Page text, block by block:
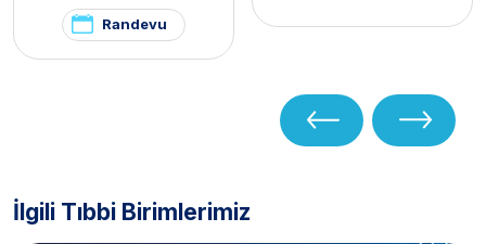
Randevu
İlgili Tıbbi Birimlerimiz